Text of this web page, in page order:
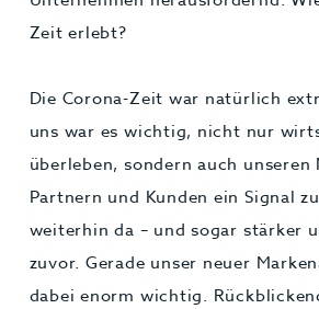
Zeit erlebt?
Die Corona-Zeit war natürlich
uns war es wichtig, nicht nur
überleben, sondern auch
Partnern und Kunden ein Signal
weiterhin da – und sogar stärker
zuvor. Gerade unser neuer
dabei enorm wichtig.